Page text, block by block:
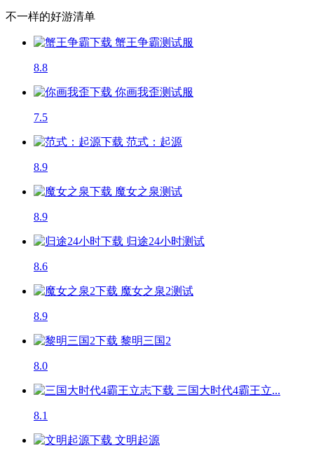
不一样的好游清单
蟹王争霸测试服
8.8
你画我歪测试服
7.5
范式：起源
8.9
魔女之泉测试
8.9
归途24小时测试
8.6
魔女之泉2测试
8.9
黎明三国2
8.0
三国大时代4霸王立...
8.1
文明起源